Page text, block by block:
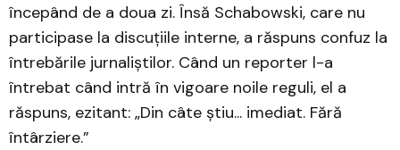
începând de a doua zi. Însă Schabowski, care nu
participase la discuțiile interne, a răspuns confuz la
întrebările jurnaliștilor. Când un reporter l-a
întrebat când intră în vigoare noile reguli, el a
răspuns, ezitant: „Din câte știu... imediat. Fără
întârziere.”